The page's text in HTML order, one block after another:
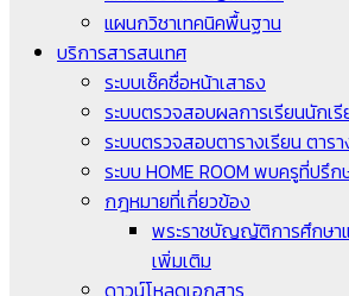
แผนกวิชาเทคนิคพื้นฐาน
บริการสารสนเทศ
ระบบเช็คชื่อหน้าเสาธง
ระบบตรวจสอบผลการเรียนนักเ
ระบบตรวจสอบตารางเรียน ตาร
ระบบ HOME ROOM พบครูที่ปรึก
กฎหมายที่เกี่ยวข้อง
พระราชบัญญัติการศึกษาแ
เพิ่มเติม